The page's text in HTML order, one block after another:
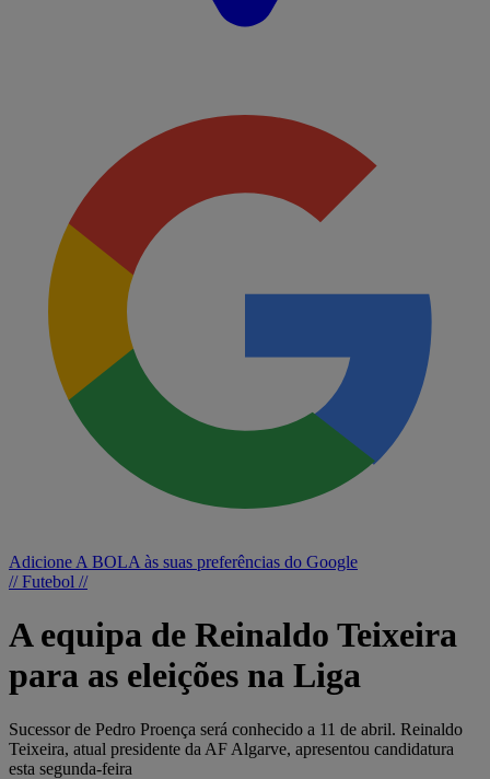
Adicione A BOLA às suas preferências do Google
// Futebol //
A equipa de Reinaldo Teixeira
para as eleições na Liga
Sucessor de Pedro Proença será conhecido a 11 de abril. Reinaldo
Teixeira, atual presidente da AF Algarve, apresentou candidatura
esta segunda-feira